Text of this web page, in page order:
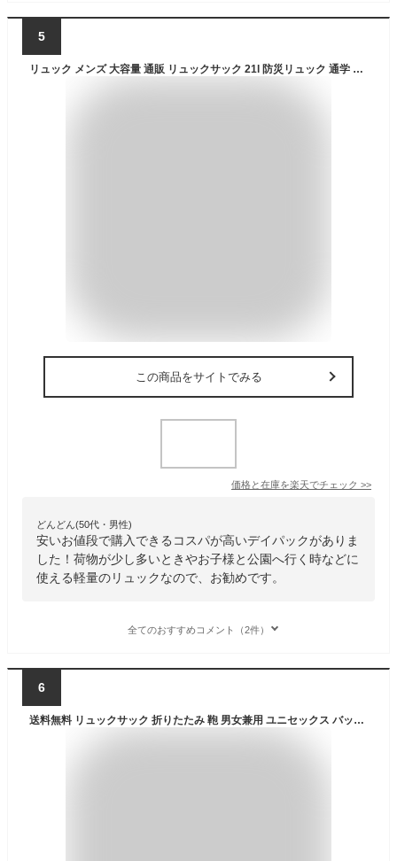
5
リュック メンズ 大容量 通販 リュックサック 21l 防災リュック 通学 通勤 旅行 軽量 軽い 非常用持ち出し袋 スポーツ 部活 アウトドア シンプル 無地 カモフラ 迷彩 デイパック Dパック バックパック TIGER LABEL タイガーレーベル TL-3
この商品をサイトでみる
価格と在庫を楽天でチェック >>
どんどん(50代・男性)
安いお値段で購入できるコスパが高いデイパックがありま
した！荷物が少し多いときやお子様と公園へ行く時などに
使える軽量のリュックなので、お勧めです。
全てのおすすめコメント（2件）
6
送料無料 リュックサック 折りたたみ 鞄 男女兼用 ユニセックス バックパック デイパック レディース メンズ カバン ファスナー メッシュポケット コンパクト収納 折り畳み 持ち歩き便利 サブバッグ 普段使い お出かけ 旅行 アウトドア